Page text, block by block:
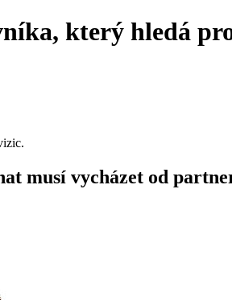
který hledá
musí vycházet od